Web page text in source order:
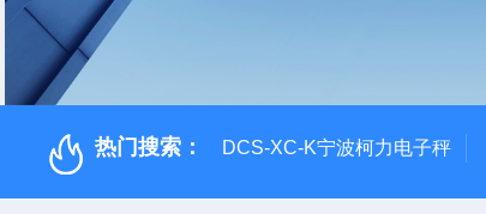
热门搜索： DCS-XC-K宁波柯力电子秤